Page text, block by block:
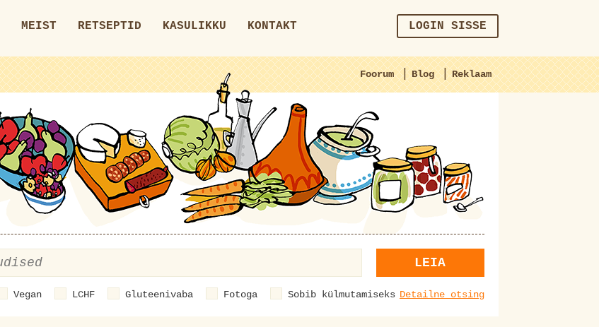
MEIST RETSEPTID KASULIKKU KONTAKT LOGIN SISSE
Foorum | Blog | Reklaam
LEIA
Vegan LCHF Gluteenivaba Fotoga Sobib külmutamiseks Detailne otsing